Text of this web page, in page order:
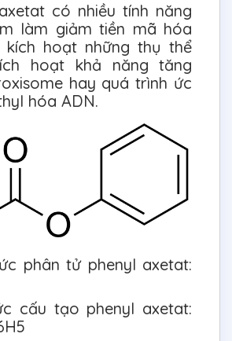
có nhiều tính năng
làm giảm tiền mã hóa
kích hoạt những thụ thể
hoạt khả năng tăng
hay quá trình ức
hóa ADN.
phân tử phenyl axetat:
cấu tạo phenyl axetat: